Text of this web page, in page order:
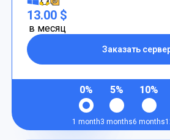
13.00 $
в месяц
Заказать
0%
1 month
5%
3 months
10%
6 months